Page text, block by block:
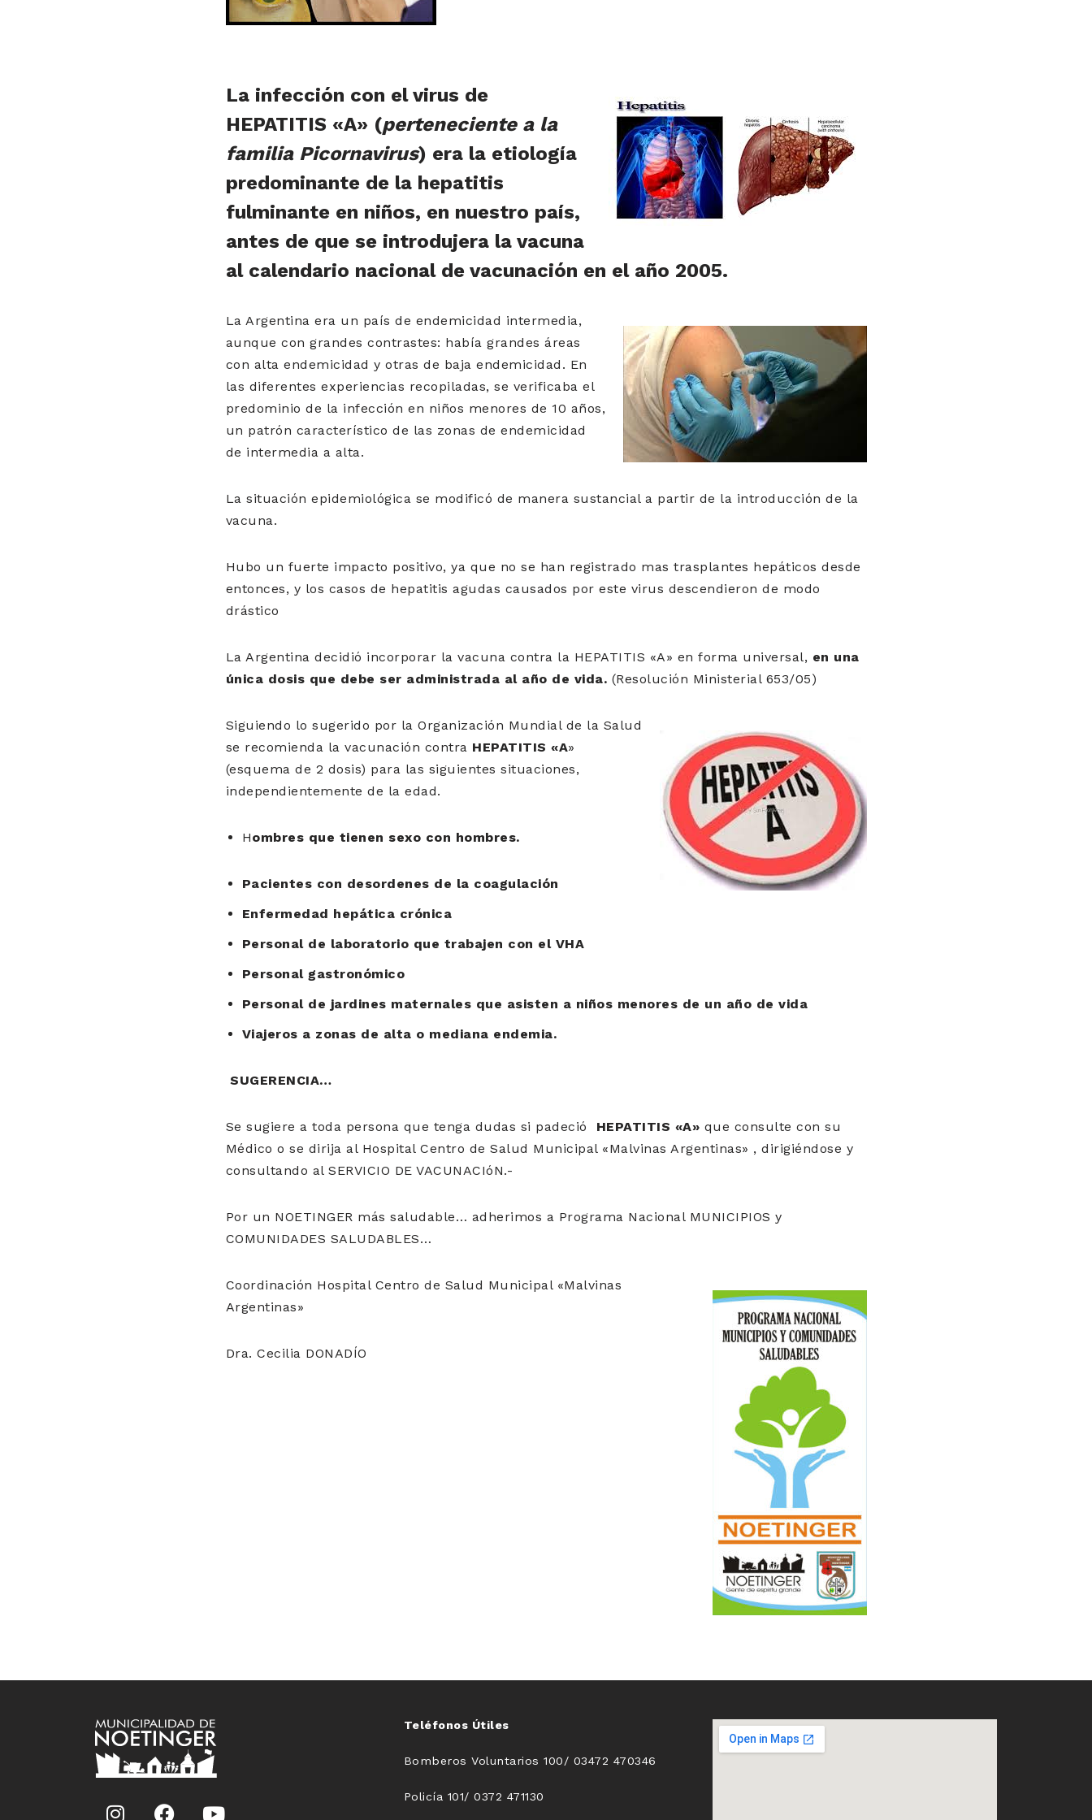
La infección con el virus de
HEPATITIS «A» (perteneciente a la
familia Picornavirus) era la etiología
predominante de la hepatitis
fulminante en niños, en nuestro país,
antes de que se introdujera la vacuna
al calendario nacional de vacunación en el año 2005.
La Argentina era un país de endemicidad intermedia,
aunque con grandes contrastes: había grandes áreas
con alta endemicidad y otras de baja endemicidad. En
las diferentes experiencias recopiladas, se verificaba el
predominio de la infección en niños menores de 10 años,
un patrón característico de las zonas de endemicidad
de intermedia a alta.
La situación epidemiológica se modificó de manera sustancial a partir de la introducción de la
vacuna.
Hubo un fuerte impacto positivo, ya que no se han registrado mas trasplantes hepáticos desde
entonces, y los casos de hepatitis agudas causados por este virus descendieron de modo
drástico
La Argentina decidió incorporar la vacuna contra la HEPATITIS «A» en forma universal, en una
única dosis que debe ser administrada al año de vida. (Resolución Ministerial 653/05)
Siguiendo lo sugerido por la Organización Mundial de la Salud
se recomienda la vacunación contra HEPATITIS «A»
(esquema de 2 dosis) para las siguientes situaciones,
independientemente de la edad.
Hombres que tienen sexo con hombres.
Pacientes con desordenes de la coagulación
Enfermedad hepática crónica
Personal de laboratorio que trabajen con el VHA
Personal gastronómico
Personal de jardines maternales que asisten a niños menores de un año de vida
Viajeros a zonas de alta o mediana endemia.
SUGERENCIA…
Se sugiere a toda persona que tenga dudas si padeció HEPATITIS «A» que consulte con su
Médico o se dirija al Hospital Centro de Salud Municipal «Malvinas Argentinas» , dirigiéndose y
consultando al SERVICIO DE VACUNACIóN.-
Por un NOETINGER más saludable… adherimos a Programa Nacional MUNICIPIOS y
COMUNIDADES SALUDABLES…
Coordinación Hospital Centro de Salud Municipal «Malvinas
Argentinas»
Dra. Cecilia DONADÍO
Teléfonos Útiles
Bomberos Voluntarios 100/ 03472 470346
Policía 101/ 0372 471130